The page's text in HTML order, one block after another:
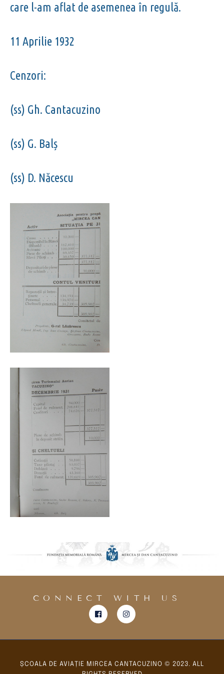
care l-am aflat de asemenea în regulă.
11 Aprilie 1932
Cenzori:
(ss) Gh. Cantacuzino
(ss) G. Balș
(ss) D. Năcescu
CONNECT WITH US
ȘCOALA DE AVIAȚIE MIRCEA CANTACUZINO © 2023. ALL